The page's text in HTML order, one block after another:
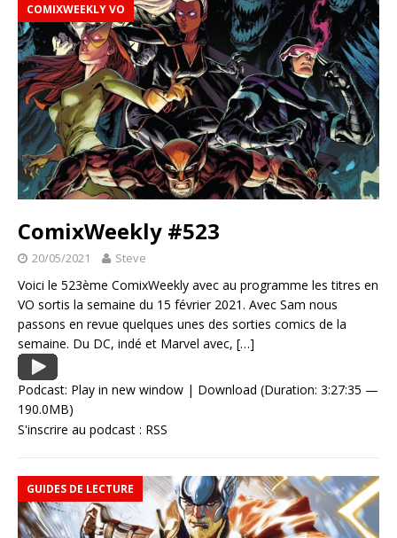
COMIXWEEKLY VO
ComixWeekly #523
20/05/2021 Steve
Voici le 523ème ComixWeekly avec au programme les titres en
VO sortis la semaine du 15 février 2021. Avec Sam nous
passons en revue quelques unes des sorties comics de la
semaine. Du DC, indé et Marvel avec, […]
Podcast: Play in new window | Download (Duration: 3:27:35 —
190.0MB)
S'inscrire au podcast : RSS
GUIDES DE LECTURE